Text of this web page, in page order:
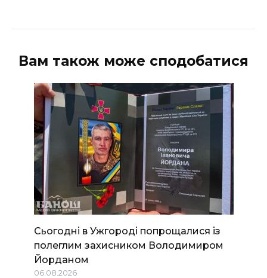
Вам також може сподобатися
Сьогодні в Ужгороді попрощалися із
полеглим захисником Володимиром
Йорданом
06.08.2026